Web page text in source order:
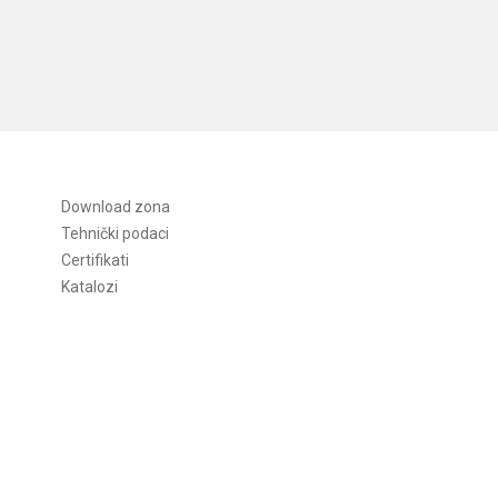
Download zona
Tehnički podaci
Certifikati
Katalozi